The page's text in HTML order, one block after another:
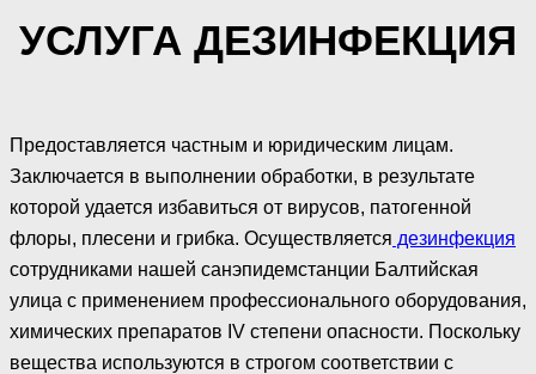
УСЛУГА ДЕЗИНФЕКЦИЯ
Предоставляется частным и юридическим лицам.
Заключается в выполнении обработки, в результате
которой удается избавиться от вирусов, патогенной
флоры, плесени и грибка. Осуществляется дезинфекция
сотрудниками нашей санэпидемстанции Балтийская
улица с применением профессионального оборудования,
химических препаратов IV степени опасности. Поскольку
вещества используются в строгом соответствии с